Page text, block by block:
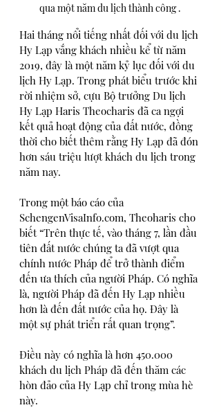
qua một năm du lịch thành công .
Hai tháng nổi tiếng nhất đối với du lịch
Hy Lạp vắng khách nhiều kể từ năm
2019, đây là một năm kỷ lục đối với du
lịch Hy Lạp. Trong phát biểu trước khi
rời nhiệm sở, cựu Bộ trưởng Du lịch
Hy Lạp Haris Theocharis đã ca ngợi
kết quả hoạt động của đất nước, đồng
thời cho biết thêm rằng Hy Lạp đã đón
hơn sáu triệu lượt khách du lịch trong
năm nay.
Trong một báo cáo của
SchengenVisaInfo.com, Theoharis cho
biết “Trên thực tế, vào tháng 7, lần đầu
tiên đất nước chúng ta đã vượt qua
chính nước Pháp để trở thành điểm
đến ưa thích của người Pháp. Có nghĩa
là, người Pháp đã đến Hy Lạp nhiều
hơn là đến đất nước của họ. Đây là
một sự phát triển rất quan trọng”.
Điều này có nghĩa là hơn 450.000
khách du lịch Pháp đã đến thăm các
hòn đảo của Hy Lạp chỉ trong mùa hè
này.